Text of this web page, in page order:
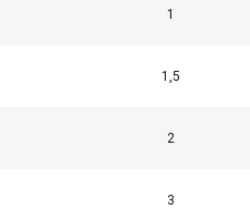
1
1,5
2
3